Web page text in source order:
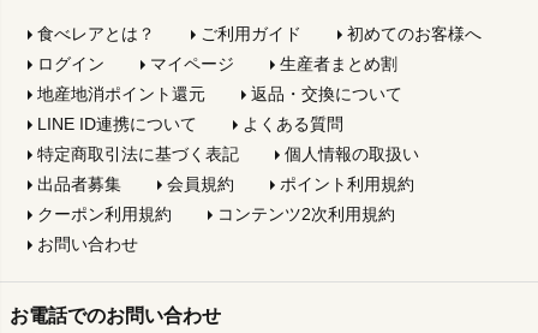
食べレアとは？ ご利用ガイド
初めてのお客様へ
ログイン
マイページ
生産者まとめ割
地産地消ポイント還元
返品・交換について
LINE ID連携について
よくある質問
特定商取引法に基づく表記
個人情報の取扱い
出品者募集
会員規約
ポイント利用規約
クーポン利用規約
コンテンツ2次利用規約
お問い合わせ
お電話でのお問い合わせ